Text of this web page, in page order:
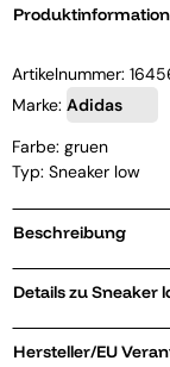
Artikelnummer:
Marke: Adidas
Farbe: gruen
Typ: Sneaker low
Beschreibung
Hersteller/EU